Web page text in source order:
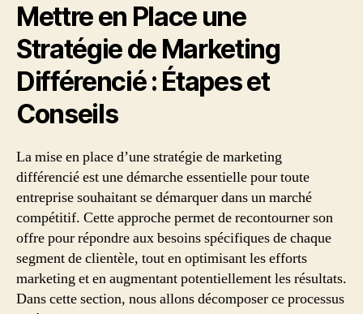
Mettre en Place une
Stratégie de Marketing
Différencié : Étapes et
Conseils
La mise en place d’une stratégie de marketing
différencié est une démarche essentielle pour toute
entreprise souhaitant se démarquer dans un marché
compétitif. Cette approche permet de recontourner son
offre pour répondre aux besoins spécifiques de chaque
segment de clientèle, tout en optimisant les efforts
marketing et en augmentant potentiellement les résultats.
Dans cette section, nous allons décomposer ce processus